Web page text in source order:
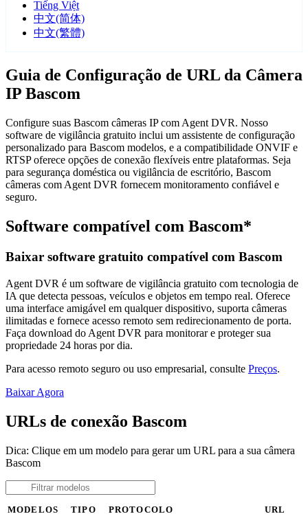
Tiếng Việt
中文(简体)
中文(繁體)
Guia de Configuração de URL da Câmera
IP Bascom
Configure suas Bascom câmeras IP com Agent DVR. Nosso
software de vigilância gratuito inclui um assistente de configuração
personalizado para Bascom modelos, e a compatibilidade ONVIF e
RTSP oferece opções de conexão flexíveis entre plataformas. Seja
para segurança doméstica ou vigilância de escritório, Bascom
câmeras com Agent DVR fornecem monitoramento confiável e
seguro.
Software compatível com Bascom*
Baixar software gratuito compatível com Bascom
Agent DVR é um software de vigilância gratuito com tecnologia de
IA que detecta pessoas, veículos e objetos em tempo real. Oferece
uma interface amigável em qualquer dispositivo, suporta câmeras
ilimitadas e fornece acesso remoto sem redirecionamento de porta.
Faça download do Agent DVR para monitorar e proteger sua
propriedade 24 horas por dia.
Para acesso remoto seguro ou uso empresarial, consulte Preços.
Baixar Agora
URLs de conexão Bascom
Dica: Clique em um modelo para gerar um URL para a sua câmera
Bascom
MODELOS TIPO PROTOCOLO URL